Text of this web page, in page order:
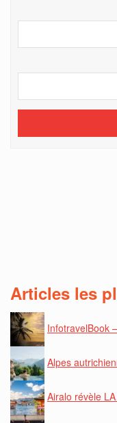
Articles les
InfotravelBook
Alpes
Airalo révèle